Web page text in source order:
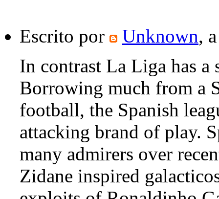
Escrito por Unknown,
In contrast La Liga has
Borrowing much from a
football, the Spanish
attacking brand of play.
many admirers over
Zidane inspired